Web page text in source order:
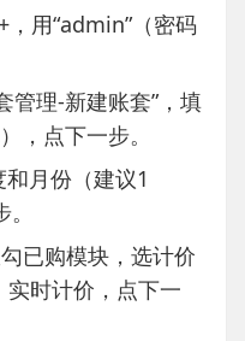
用“admin”（密码
管理-新建账套”，填
，点下一步。
月份（建议1
已购模块，选计价
时计价，点下一